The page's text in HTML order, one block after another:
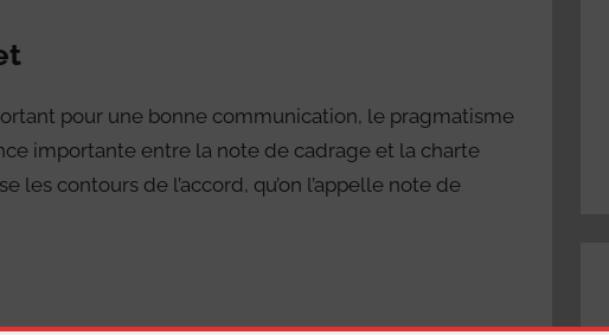
pour une bonne communication, le pragmatisme
importante entre la note de cadrage et la charte
les contours de l’accord, qu’on l’appelle note de